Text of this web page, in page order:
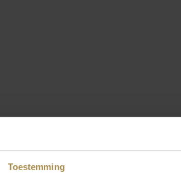
Toestemming